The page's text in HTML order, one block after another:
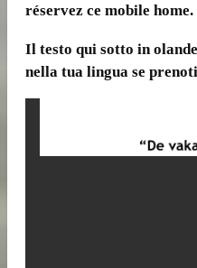
réservez ce mobile home.
Il testo qui sotto in
nella tua lingua se